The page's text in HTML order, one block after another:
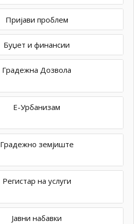
Пријави проблем
Буџет и финансии
Градежна Дозвола
Е-Урбанизам
Градежно земјиште
Регистар на услуги
Јавни набавки